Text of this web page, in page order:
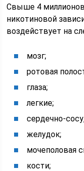
Свыше 4
никотиновой
воздействует на
мозг;
ротовая
глаза;
легкие;
сердечно-
желудок;
мочеполовая
кости;